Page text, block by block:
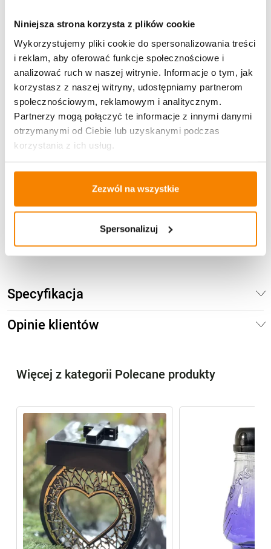
Niniejsza strona korzysta z plików cookie
Wykorzystujemy pliki cookie do spersonalizowania treści
i reklam, aby oferować funkcje społecznościowe i
analizować ruch w naszej witrynie. Informacje o tym, jak
korzystasz z naszej witryny, udostępniamy partnerom
społecznościowym, reklamowym i analitycznym.
Partnerzy mogą połączyć te informacje z innymi danymi
otrzymanymi od Ciebie lub uzyskanymi podczas
korzystania z ich usług.
Zezwól na wszystkie
Spersonalizuj
Brak
Świeca Led Trio Candle Silver
12,99
Hortensja bukiet K79 Fiolet 50 cm
28,44zł
Specyfikacja
Opinie klientów
Więcej z kategorii Polecane produkty